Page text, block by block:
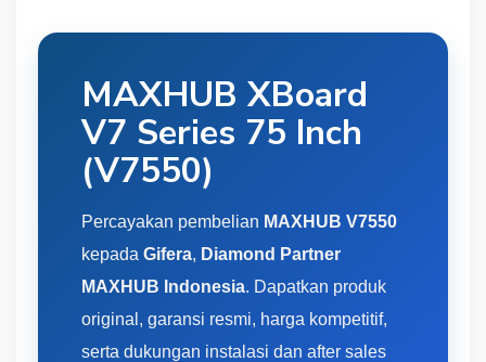
MAXHUB XBoard
V7 Series 75 Inch
(V7550)
Percayakan pembelian MAXHUB V7550
kepada Gifera, Diamond Partner
MAXHUB Indonesia. Dapatkan produk
original, garansi resmi, harga kompetitif,
serta dukungan instalasi dan after sales